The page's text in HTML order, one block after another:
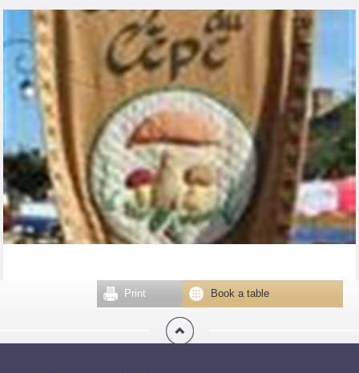
Book a table
Print